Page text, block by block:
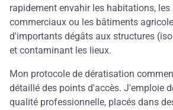
rapidement envahir les habitations, les
commerciaux ou les bâtiments
d'importants dégâts aux structures
et contaminant les lieux.
Mon protocole de dératisation
détaillé des points d'accès. J'emploie
qualité professionnelle, placés dans